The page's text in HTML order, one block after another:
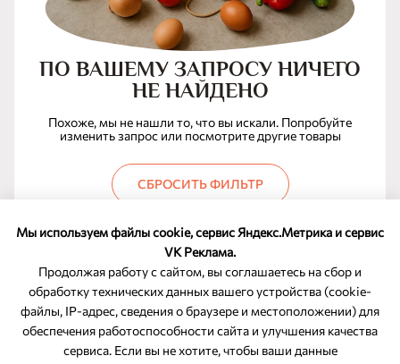
Мы используем файлы cookie, сервис Яндекс.Метрика и сервис
VK Реклама.
Продолжая работу с сайтом, вы соглашаетесь на сбор и
обработку технических данных вашего устройства (cookie-
файлы, IP-адрес, сведения о браузере и местоположении) для
обеспечения работоспособности сайта и улучшения качества
сервиса. Если вы не хотите, чтобы ваши данные
ПО ВАШЕМУ ЗАПРОСУ НИЧЕГО
НЕ НАЙДЕНО
Похоже, мы не нашли то, что вы искали. Попробуйте
изменить запрос или посмотрите другие товары
СБРОСИТЬ ФИЛЬТР
ОБРАТНАЯ СВЯЗЬ
8-800-350-46-10